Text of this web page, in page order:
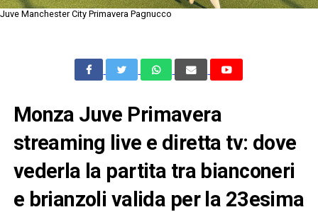
Juve Manchester City Primavera Pagnucco
Monza Juve Primavera
streaming live e diretta tv: dove
vederla la partita tra bianconeri
e brianzoli valida per la 23esima